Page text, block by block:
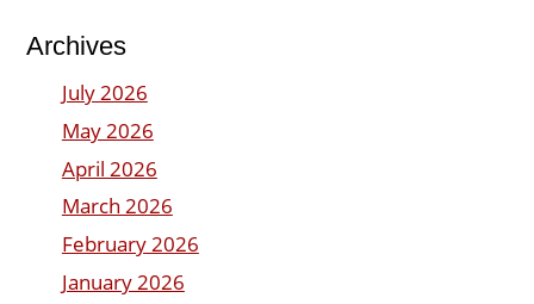
Archives
July 2026
May 2026
April 2026
March 2026
February 2026
January 2026